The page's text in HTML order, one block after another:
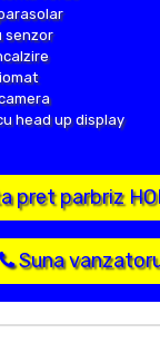
senzor
head up display
pret parbriz
Suna